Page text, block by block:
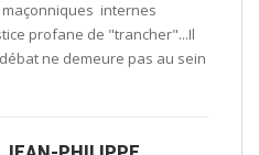
internes
profane de "trancher"...Il
ne demeure pas au sein